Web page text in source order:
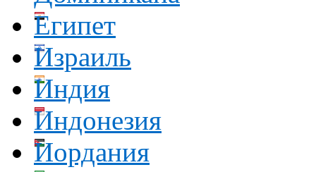
Египет
Израиль
Индия
Индонезия
Иордания